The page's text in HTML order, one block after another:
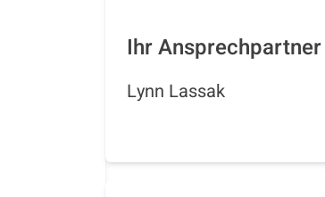
Ihr Ansprechpartner
Lynn Lassak